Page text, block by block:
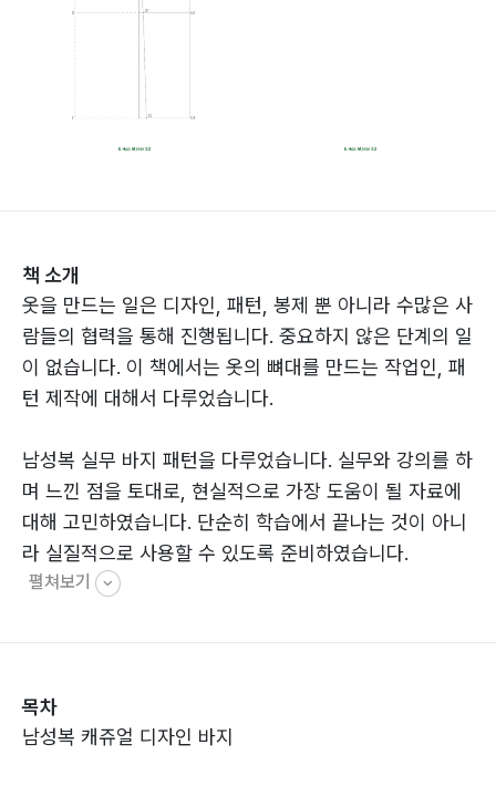
책 소개
옷을 만드는 일은 디자인, 패턴, 봉제 뿐 아니라 수많은 사
람들의 협력을 통해 진행됩니다. 중요하지 않은 단계의 일
이 없습니다. 이 책에서는 옷의 뼈대를 만드는 작업인, 패
턴 제작에 대해서 다루었습니다.
남성복 실무 바지 패턴을 다루었습니다. 실무와 강의를 하
며 느낀 점을 토대로, 현실적으로 가장 도움이 될 자료에
대해 고민하였습니다. 단순히 학습에서 끝나는 것이 아니
라 실질적으로 사용할 수 있도록 준비하였습니다.
용을 돕기 위해 사이즈 표와 그레이딩 자료를 함께 담았습
니다.
펼쳐보기
목차
남성복 캐쥬얼 디자인 바지